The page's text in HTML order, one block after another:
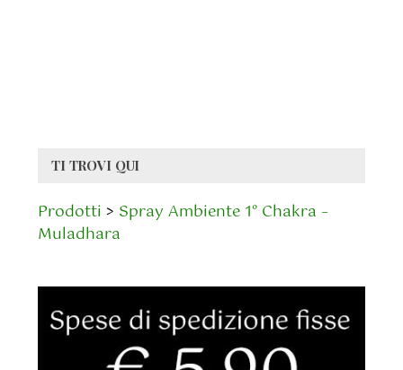
TI TROVI QUI
Prodotti > Spray Ambiente 1° Chakra –
Muladhara